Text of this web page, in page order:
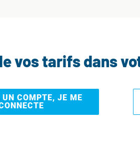
vos tarifs dans
UN COMPTE, JE ME